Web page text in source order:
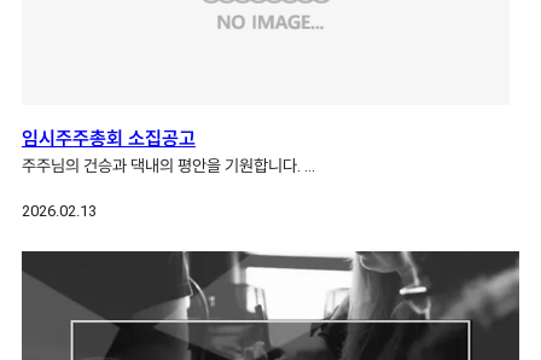
임시주주총회 소집공고
주주님의 건승과 댁내의 평안을 기원합니다. …
2026.02.13